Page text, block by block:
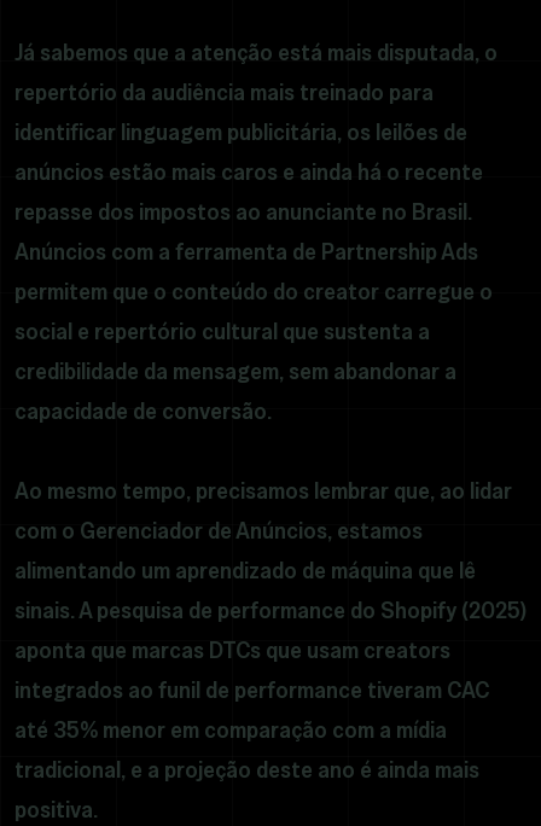
Já sabemos que a atenção está mais disputada, o
repertório da audiência mais treinado para
identificar linguagem publicitária, os leilões de
anúncios estão mais caros e ainda há o recente
repasse dos impostos ao anunciante no Brasil.
Anúncios com a ferramenta de Partnership Ads
permitem que o conteúdo do creator carregue o
social e repertório cultural que sustenta a
credibilidade da mensagem, sem abandonar a
capacidade de conversão.
Ao mesmo tempo, precisamos lembrar que, ao lidar
com o Gerenciador de Anúncios, estamos
alimentando um aprendizado de máquina que lê
sinais. A pesquisa de performance do Shopify (2025)
aponta que marcas DTCs que usam creators
integrados ao funil de performance tiveram CAC
até 35% menor em comparação com a mídia
tradicional, e a projeção deste ano é ainda mais
positiva.